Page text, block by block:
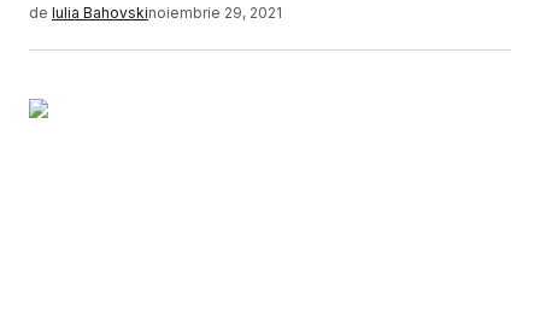
de Iulia Bahovskinoiembrie 29, 2021